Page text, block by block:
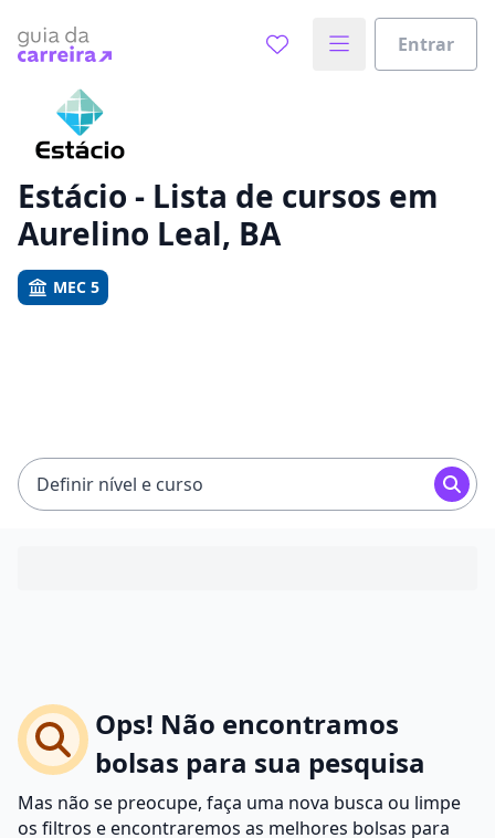
Entrar
Vamos te guiar no caminho ideal para seus estudos
Sim, já sei
Estácio - Lista de cursos em
Aurelino Leal, BA
MEC 5
Definir nível e curso
Ops! Não encontramos
bolsas para sua pesquisa
Mas não se preocupe, faça uma nova busca ou limpe
os filtros e encontraremos as melhores bolsas para